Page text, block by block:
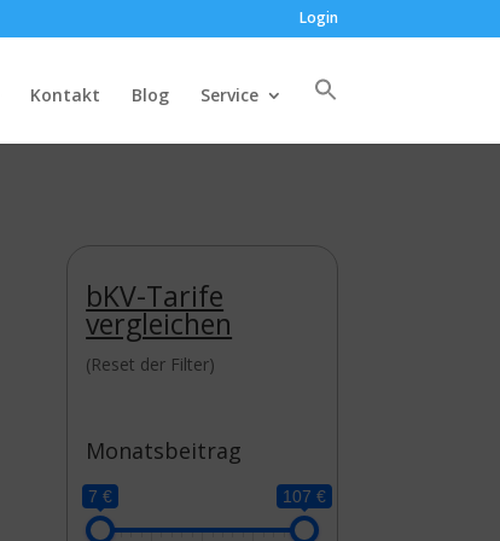
Login
Kontakt Blog Service
bKV-Tarife
vergleichen
(Reset der Filter)
Monatsbeitrag
7 € 107 €